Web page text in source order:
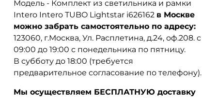
Модель - Комплект из светильника и рамки
Intero Intero TUBO Lightstar i626162 в Москве
можно забрать самостоятельно по адресу:
123060, г.Москва, Ул. Расплетина, д.24, оф.208. с
09:00 до 19:00 с понедельника по пятницу.
В субботу до 18:00 (требуется
предварительное согласование по телефону).
Мы осуществляем БЕСПЛАТНУЮ доставку